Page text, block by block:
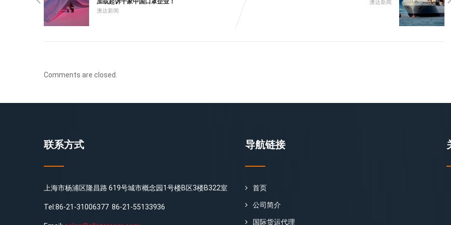
加或起诉千家中国口罩企业！
澳达新闻
澳达新闻
Comments are closed.
联系方式
上海市杨浦区隆昌路 619号城市概念园1号楼B区3楼B322室
Tel:86-21-31006377 86-21-55133936
导航链接
首页
公司简介
国际货运代理